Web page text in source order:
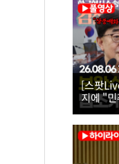
[스팟
지에 "